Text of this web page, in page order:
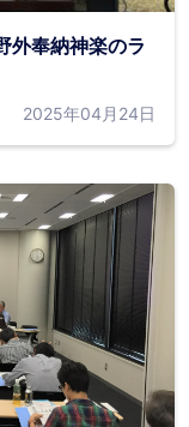
外奉納神楽のラ
2025年04月24日